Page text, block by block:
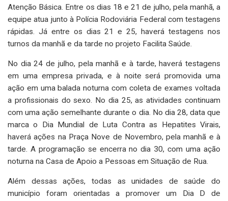
Atenção Básica. Entre os dias 18 e 21 de julho, pela manhã, a
equipe atua junto à Polícia Rodoviária Federal com testagens
rápidas. Já entre os dias 21 e 25, haverá testagens nos
turnos da manhã e da tarde no projeto Facilita Saúde.
No dia 24 de julho, pela manhã e à tarde, haverá testagens
em uma empresa privada, e à noite será promovida uma
ação em uma balada noturna com coleta de exames voltada
a profissionais do sexo. No dia 25, as atividades continuam
com uma ação semelhante durante o dia. No dia 28, data que
marca o Dia Mundial de Luta Contra as Hepatites Virais,
haverá ações na Praça Nove de Novembro, pela manhã e à
tarde. A programação se encerra no dia 30, com uma ação
noturna na Casa de Apoio a Pessoas em Situação de Rua.
Além dessas ações, todas as unidades de saúde do
município foram orientadas a promover um Dia D de